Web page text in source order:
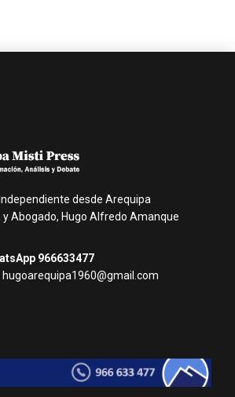
desde Arequipa
y Abogado, Hugo Alfredo Amanque
966633477